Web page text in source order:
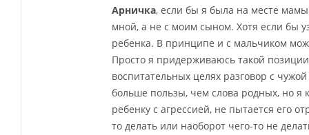
Арничка, если бы я была на месте
мной, а не с моим сыном. Хотя если бы
ребенка. В принципе и с мальчиком
Просто я придерживаюсь такой
воспитательных целях разговор с
больше пользы, чем слова родных, но я
ребенку с агрессией, не пытается его
то делать или наоборот чего-то не